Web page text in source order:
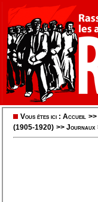
Vous êtes ici : Accueil >>
(1905-1920) >> Journaux